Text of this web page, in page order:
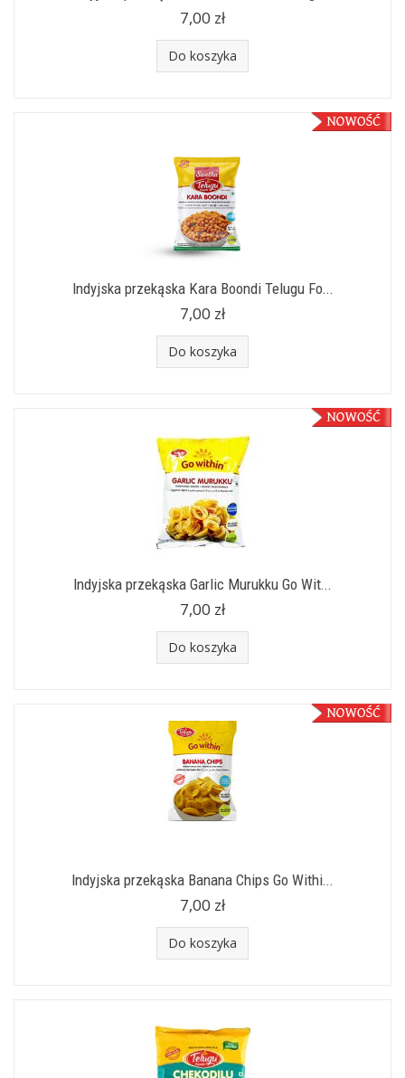
7,00 zł
Do koszyka
Indyjska przekąska Kara Boondi Telugu Fo...
7,00 zł
Do koszyka
Indyjska przekąska Garlic Murukku Go Wit...
7,00 zł
Do koszyka
Indyjska przekąska Banana Chips Go Withi...
7,00 zł
Do koszyka